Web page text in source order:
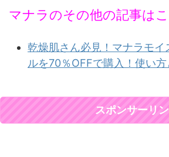
マナラのその他の記事は
乾燥肌さん必見！マナラモイ
ルを70％OFFで購入！使い
スポンサーリ